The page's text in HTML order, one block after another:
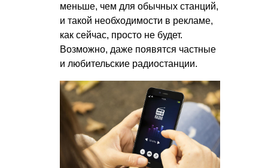
меньше, чем для обычных станций,
и такой необходимости в рекламе,
как сейчас, просто не будет.
Возможно, даже появятся частные
и любительские радиостанции.